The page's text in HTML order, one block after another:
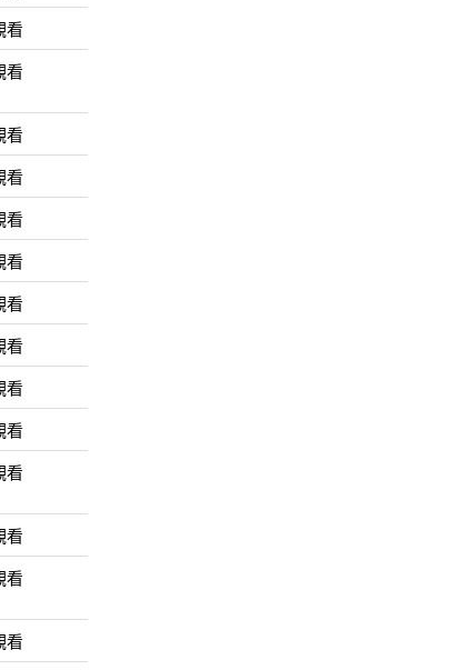
看
看
看
看
看
看
看
看
看
看
看
看
看
看